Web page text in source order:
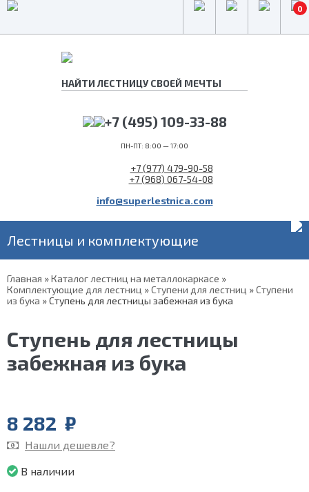
0
+7 (495) 109-33-88
ПН-ПТ: 8:00 — 17:00
+7 (977) 479-90-58
+7 (968) 067-54-08
info@superlestnica.com
Лестницы и комплектующие
Главная »Каталог лестниц на металлокаркасе »
Комплектующие для лестниц »Ступени для лестниц »Ступени
из бука »Ступень для лестницы забежная из бука
Ступень для лестницы
забежная из бука
8 282 ₽
Нашли дешевле?
В наличии